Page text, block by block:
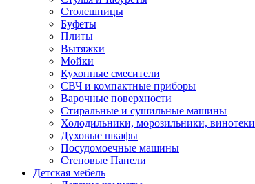
Столешницы
Буфеты
Плиты
Вытяжки
Мойки
Кухонные смесители
СВЧ и компактные приборы
Варочные поверхности
Стиральные и сушильные машины
Холодильники, морозильники, винотеки
Духовые шкафы
Посудомоечные машины
Стеновые Панели
Детская мебель